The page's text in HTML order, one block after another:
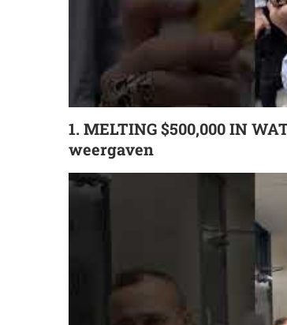
1. MELTING $500,000 IN
weergaven